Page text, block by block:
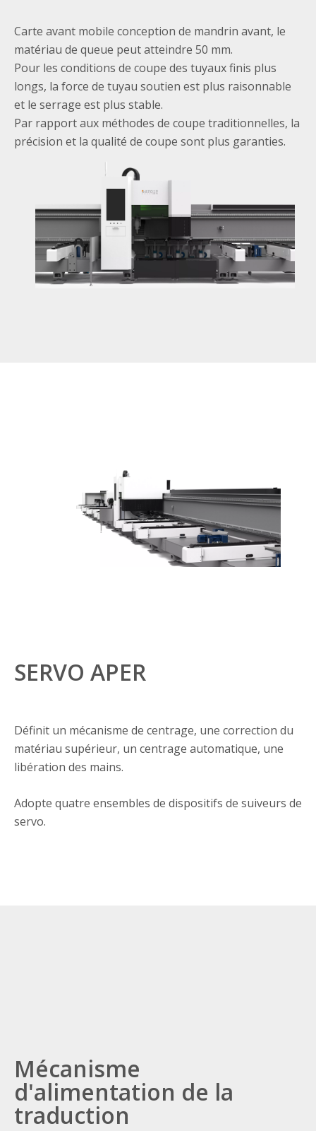
Carte avant mobile conception de mandrin avant, le
matériau de queue peut atteindre 50 mm.
Pour les conditions de coupe des tuyaux finis plus
longs, la force de tuyau soutien est plus raisonnable
et le serrage est plus stable.
Par rapport aux méthodes de coupe traditionnelles, la
précision et la qualité de coupe sont plus garanties.
SERVO APER
Définit un mécanisme de centrage, une correction du
matériau supérieur, un centrage automatique, une
libération des mains.
Adopte quatre ensembles de dispositifs de suiveurs de
servo.
Mécanisme
d'alimentation de la
traduction